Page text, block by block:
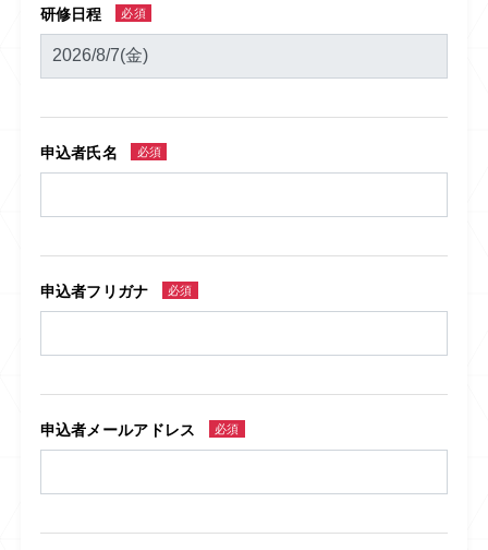
研修日程 必須
申込者氏名 必須
申込者フリガナ 必須
申込者メールアドレス 必須